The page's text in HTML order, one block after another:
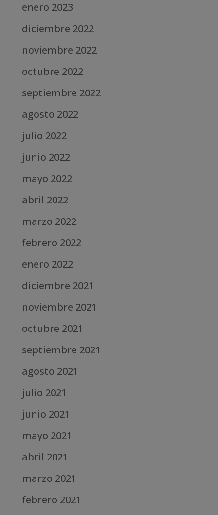
enero 2023
diciembre 2022
noviembre 2022
octubre 2022
septiembre 2022
agosto 2022
julio 2022
junio 2022
mayo 2022
abril 2022
marzo 2022
febrero 2022
enero 2022
diciembre 2021
noviembre 2021
octubre 2021
septiembre 2021
agosto 2021
julio 2021
junio 2021
mayo 2021
abril 2021
marzo 2021
febrero 2021